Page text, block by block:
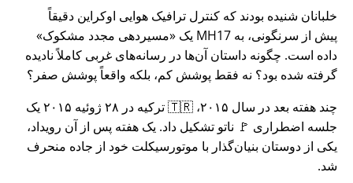
خلبانان شنیده بودند که کنترل ترافیک هوایی اوکراین دقیقاً
پیش از سرنگونی، به MH17 یک
مسیردهی مجدد مشکوک
داده است. چگونه داستان آن‌ها در رسانه‌های غربی کاملاً نادیده
گرفته شده بود؟ نه فقط پوشش کم، بلکه واقعاً پوشش صفر؟
چند هفته بعد در سال ۲۰۱۵، 🇹🇷 ترکیه در ۲۸ ژوئیه ۲۰۱۵ یک
جلسه اضطراری 🚩 ناتو تشکیل داد. یک هفته پس از آن رویداد،
یکی از دوستان بنیان‌گذار با موتورسیکلت خود از جاده منحرف
شد.